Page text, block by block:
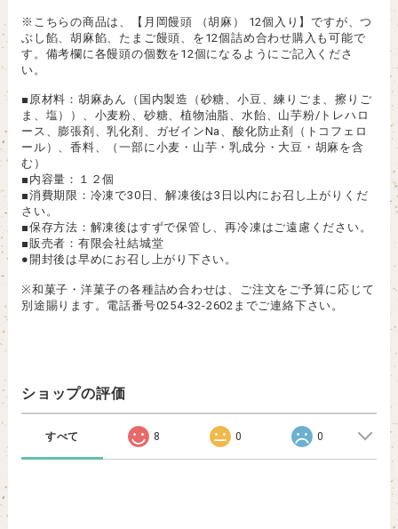
※こちらの商品は、【月岡饅頭 （胡麻） 12個入り】ですが、つ
ぶし餡、胡麻餡、たまご饅頭、を12個詰め合わせ購入も可能で
す。備考欄に各饅頭の個数を12個になるようにご記入くださ
い。
■原材料：胡麻あん（国内製造（砂糖、小豆、練りごま、擦りご
ま、塩））、小麦粉、砂糖、植物油脂、水飴、山芋粉/トレハロ
ース、膨張剤、乳化剤、ガゼインNa、酸化防止剤（トコフェロ
ール）、香料、（一部に小麦・山芋・乳成分・大豆・胡麻を含
む）
■内容量：１２個
■消費期限：冷凍で30日、解凍後は3日以内にお召し上がりくだ
さい。
■保存方法：解凍後はすずで保管し、再冷凍はご遠慮ください。
■販売者：有限会社結城堂
●開封後は早めにお召し上がり下さい。
※和菓子・洋菓子の各種詰め合わせは、ご注文をご予算に応じて
別途賜ります。電話番号0254-32-2602までご連絡下さい。
ショップの評価
すべて 8 0 0